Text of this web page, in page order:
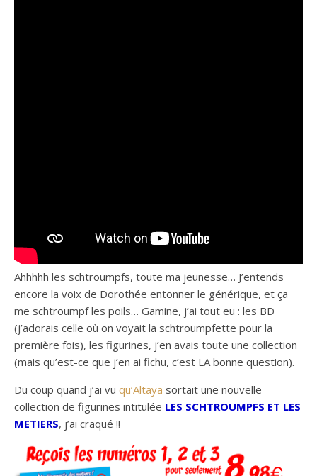
Ahhhhh les schtroumpfs, toute ma jeunesse… J’entends
encore la voix de Dorothée entonner le générique, et ça
me schtroumpf les poils… Gamine, j’ai tout eu : les BD
(j’adorais celle où on voyait la schtroumpfette pour la
première fois), les figurines, j’en avais toute une collection
(mais qu’est-ce que j’en ai fichu, c’est LA bonne question).
Du coup quand j’ai vu qu’Altaya sortait une nouvelle
collection de figurines intitulée LES SCHTROUMPFS ET LES
METIERS, j’ai craqué !!